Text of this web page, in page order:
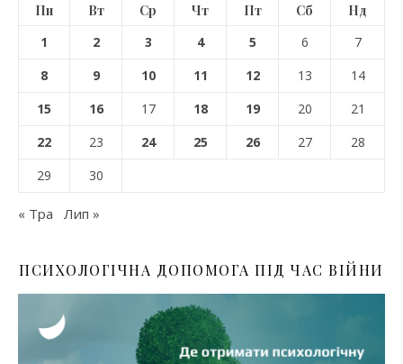
Пн Вт Ср Чт Пт Сб
Нд
1
2 3 4 5 6
7
8
9 10 11 12 13
14
15
16 17 18 19 20
21
22
23 24 25 26 27
28
29
30
« Тра Лип »
ПСИХОЛОГІЧНА ДОПОМОГА ПІД ЧАС ВІЙНИ